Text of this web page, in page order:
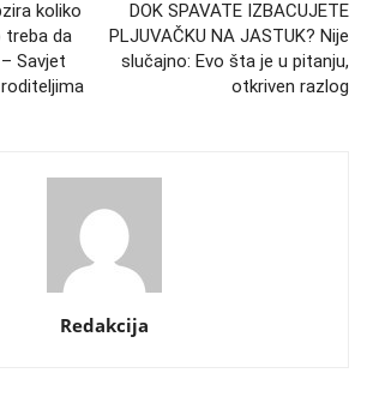
koliko
treba da
Savjet
DOK SPAVATE IZBACUJETE
PLJUVAČKU NA JASTUK? Nije
slučajno: Evo šta je u pitanju,
otkriven razlog
Redakcija